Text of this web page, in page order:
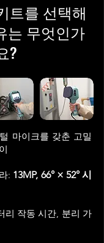
트를 선택해
는 무엇인가
?
마이크를 갖춘 고밀
: 13MP, 66° × 52° 시
리 작동 시간, 분리 가